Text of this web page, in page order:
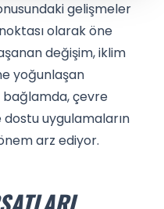
gelişmeler
olarak öne
değişim, iklim
yoğunlaşan
bağlamda, çevre
dostu uygulamaların
arz ediyor.